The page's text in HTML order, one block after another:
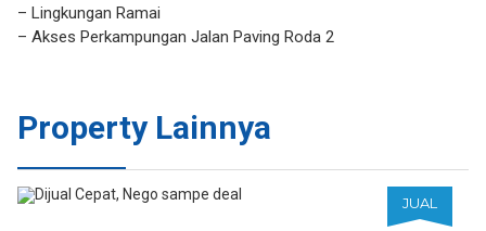
– Lingkungan Ramai
– Akses Perkampungan Jalan Paving Roda 2
Property Lainnya
JUAL